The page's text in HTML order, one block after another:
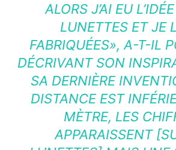
ALORS J’AI EU
LUNETTES ET JE
FABRIQUÉES», A-T-IL
DÉCRIVANT SON
SA DERNIÈRE
DISTANCE EST
MÈTRE, LES
APPARAISSENT